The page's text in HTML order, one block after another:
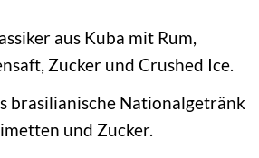
aus Kuba mit Rum,
Zucker und Crushed Ice.
brasilianische Nationalgetränk
und Zucker.